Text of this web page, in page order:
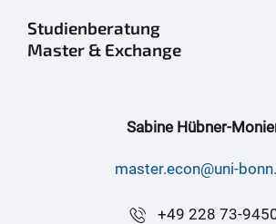
Studienberatung
Master & Exchange
Sabine Hübner-
master.econ@uni-
+49 228 73-